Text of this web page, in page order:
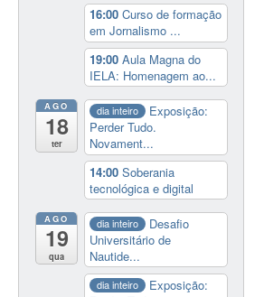
16:00Curso de formação
em Jornalismo ...
19:00Aula Magna do
IELA: Homenagem ao...
AGO
18
ter
dia inteiro
Exposição:
Perder Tudo.
Novament...
14:00Soberania
tecnológica e digital
AGO
19
qua
dia inteiro
Desafio
Universitário de
Nautide...
dia inteiro
Exposição: